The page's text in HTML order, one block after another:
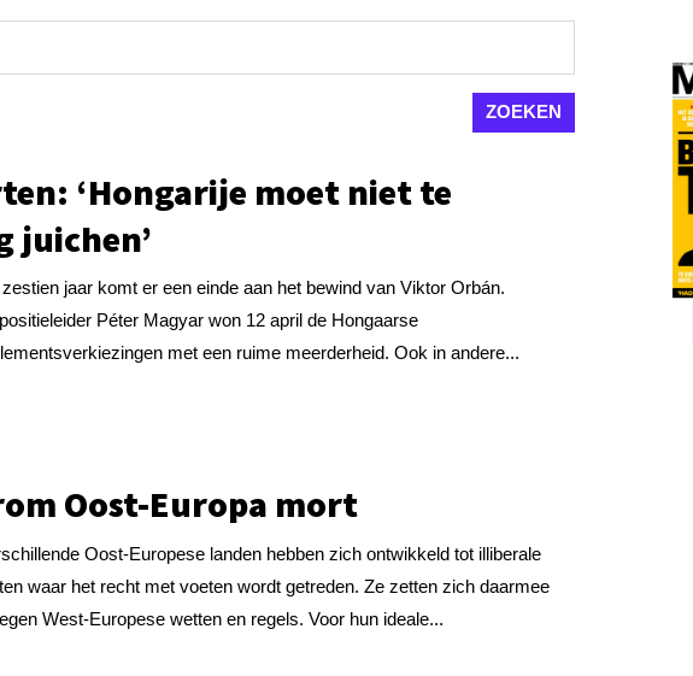
‘Hongarije moet niet te
juichen’
jaar komt er een einde aan het bewind van Viktor Orbán.
Péter Magyar won 12 april de Hongaarse
met een ruime meerderheid. Ook in andere...
Oost-Europa mort
Oost-Europese landen hebben zich ontwikkeld tot illiberale
waar het recht met voeten wordt getreden. Ze zetten zich daarmee
West-Europese wetten en regels. Voor hun ideale...